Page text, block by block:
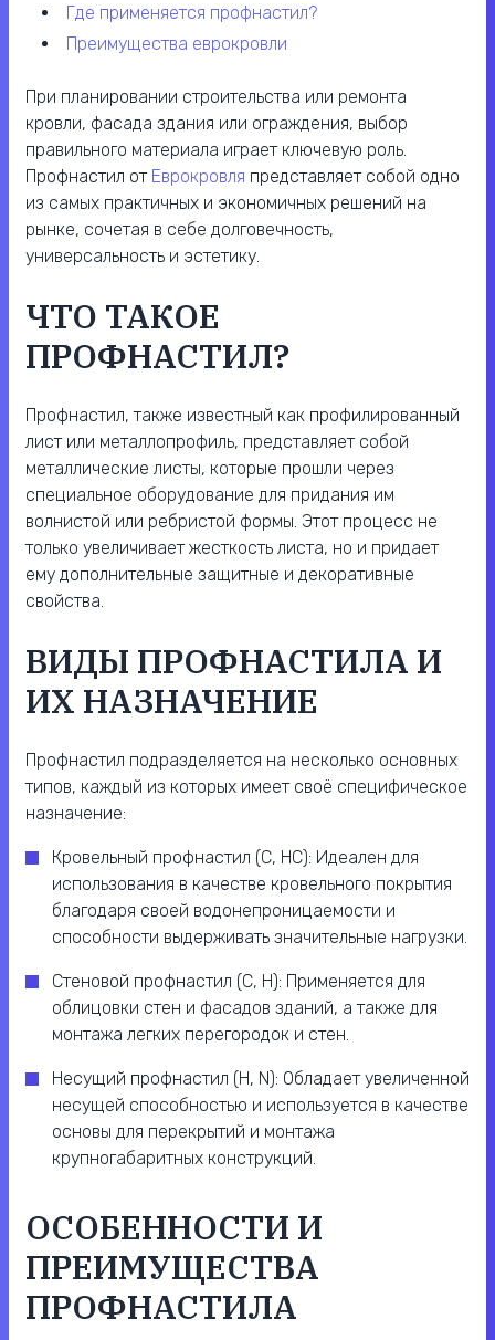
где применяется профнастил?
преимущества еврокровли
При планировании строительства или ремонта
кровли, фасада здания или ограждения, выбор
правильного материала играет ключевую роль.
Профнастил от Еврокровля представляет собой одно
из самых практичных и экономичных решений на
рынке, сочетая в себе долговечность,
универсальность и эстетику.
ЧТО ТАКОЕ
ПРОФНАСТИЛ?
Профнастил, также известный как профилированный
лист или металлопрофиль, представляет собой
металлические листы, которые прошли через
специальное оборудование для придания им
волнистой или ребристой формы. Этот процесс не
только увеличивает жесткость листа, но и придает
ему дополнительные защитные и декоративные
свойства.
ВИДЫ ПРОФНАСТИЛА И
ИХ НАЗНАЧЕНИЕ
Профнастил подразделяется на несколько основных
типов, каждый из которых имеет своё специфическое
назначение:
Кровельный профнастил (C, HC): Идеален для
использования в качестве кровельного покрытия
благодаря своей водонепроницаемости и
способности выдерживать значительные нагрузки.
Стеновой профнастил (C, H): Применяется для
облицовки стен и фасадов зданий, а также для
монтажа легких перегородок и стен.
Несущий профнастил (H, N): Обладает увеличенной
несущей способностью и используется в качестве
основы для перекрытий и монтажа
крупногабаритных конструкций.
ОСОБЕННОСТИ И
ПРЕИМУЩЕСТВА
ПРОФНАСТИЛА